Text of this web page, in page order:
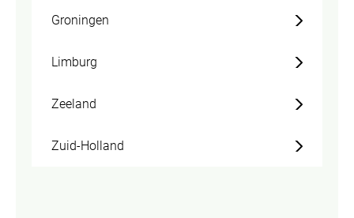
Groningen
Limburg
Zeeland
Zuid-Holland